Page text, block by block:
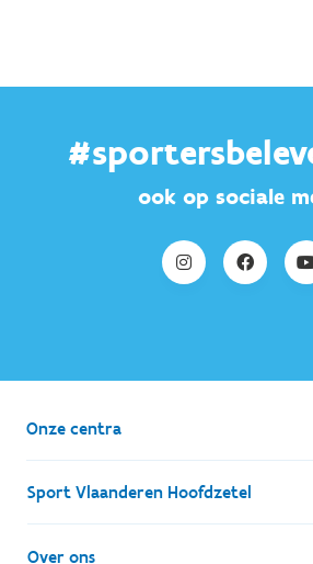
ook op sociale
Onze centra
Sport Vlaanderen Hoofdzetel
Simon Bolivarlaan 17
Over ons